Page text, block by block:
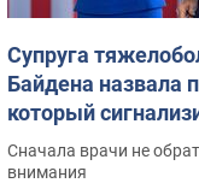
Супруга
Байдена назвала
который
"агрессивном"
Сначала врачи не
внимания